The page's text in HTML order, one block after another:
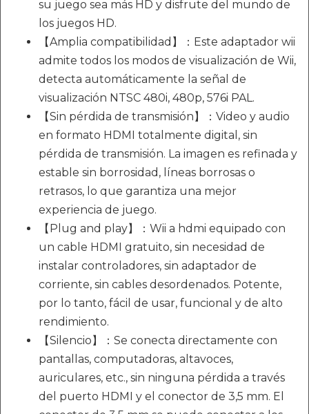
su juego sea más HD y disfrute del mundo de
los juegos HD.
【Amplia compatibilidad】：Este adaptador wii
admite todos los modos de visualización de Wii,
detecta automáticamente la señal de
visualización NTSC 480i, 480p, 576i PAL.
【Sin pérdida de transmisión】：Video y audio
en formato HDMI totalmente digital, sin
pérdida de transmisión. La imagen es refinada y
estable sin borrosidad, líneas borrosas o
retrasos, lo que garantiza una mejor
experiencia de juego.
【Plug and play】：Wii a hdmi equipado con
un cable HDMI gratuito, sin necesidad de
instalar controladores, sin adaptador de
corriente, sin cables desordenados. Potente,
por lo tanto, fácil de usar, funcional y de alto
rendimiento.
【Silencio】：Se conecta directamente con
pantallas, computadoras, altavoces,
auriculares, etc., sin ninguna pérdida a través
del puerto HDMI y el conector de 3,5 mm. El